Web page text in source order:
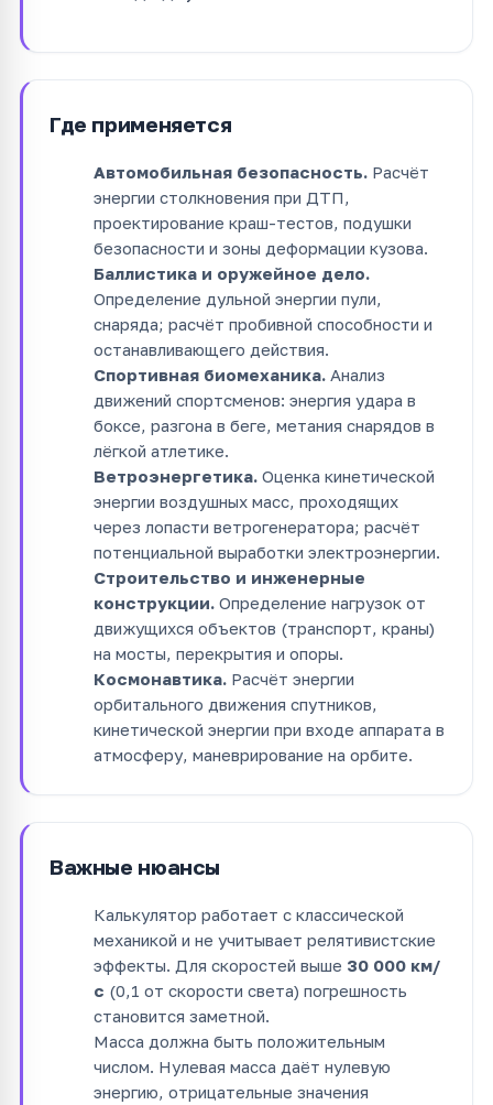
Где применяется
Автомобильная безопасность. Расчёт
энергии столкновения при ДТП,
проектирование краш-тестов, подушки
безопасности и зоны деформации кузова.
Баллистика и оружейное дело.
Определение дульной энергии пули,
снаряда; расчёт пробивной способности и
останавливающего действия.
Спортивная биомеханика. Анализ
движений спортсменов: энергия удара в
боксе, разгона в беге, метания снарядов в
лёгкой атлетике.
Ветроэнергетика. Оценка кинетической
энергии воздушных масс, проходящих
через лопасти ветрогенератора; расчёт
потенциальной выработки электроэнергии.
Строительство и инженерные
конструкции. Определение нагрузок от
движущихся объектов (транспорт, краны)
на мосты, перекрытия и опоры.
Космонавтика. Расчёт энергии
орбитального движения спутников,
кинетической энергии при входе аппарата в
атмосферу, маневрирование на орбите.
Важные нюансы
Калькулятор работает с классической
механикой и не учитывает релятивистские
эффекты. Для скоростей выше 30 000 км/
с (0,1 от скорости света) погрешность
становится заметной.
Масса должна быть положительным
числом. Нулевая масса даёт нулевую
энергию, отрицательные значения